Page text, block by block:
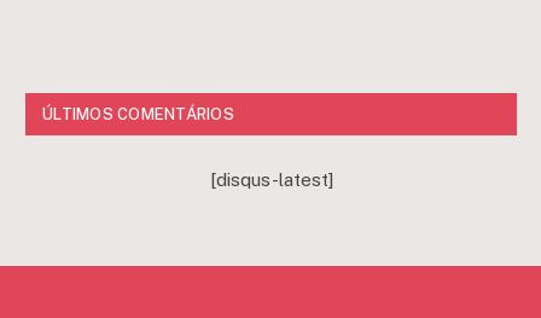
ÚLTIMOS COMENTÁRIOS
[disqus-latest]